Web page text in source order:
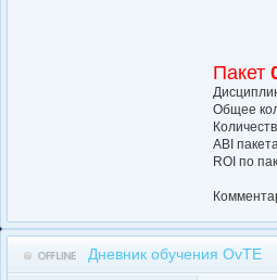
Пакет
Общее
АBI
ROI по
Дневник обучения OvTE